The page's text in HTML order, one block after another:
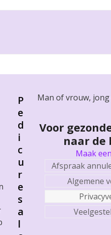
Man of vrouw,
Voor
naar de
Maak
Afspraak
Algemene
P
e
d
i
c
u
r
e
s
a
l